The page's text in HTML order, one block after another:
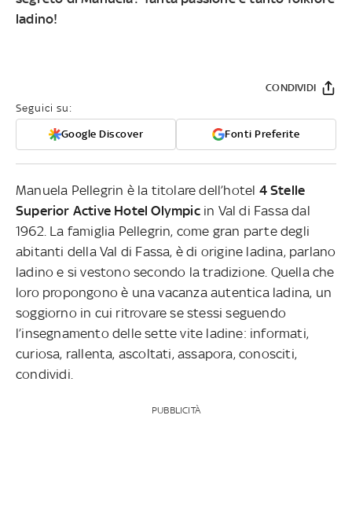
ladino!
Seguici su:
Google Discover Fonti Preferite
CONDIVIDI
Manuela Pellegrin è la titolare dell’hotel 4 Stelle
Superior Active Hotel Olympicin Val di Fassa dal
1962. La famiglia Pellegrin, come gran parte degli
abitanti della Val di Fassa, è di origine ladina, parlano
ladino e si vestono secondo la tradizione. Quella che
loro propongono è una vacanza autentica ladina, un
soggiorno in cui ritrovare se stessi seguendo
l’insegnamento delle sette vite ladine: informati,
curiosa, rallenta, ascoltati, assapora, conosciti,
condividi.
PUBBLICITÀ